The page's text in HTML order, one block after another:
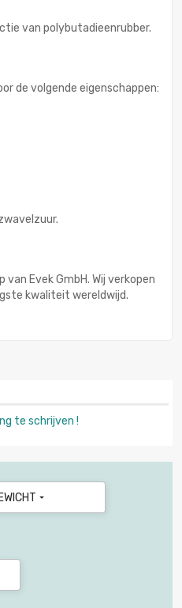
van polybutadieenrubber.
de volgende eigenschappen:
van Evek GmbH. Wij verkopen
kwaliteit wereldwijd.
te schrijven !
